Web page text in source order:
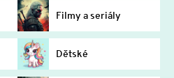
Filmy a seriály
Dětské